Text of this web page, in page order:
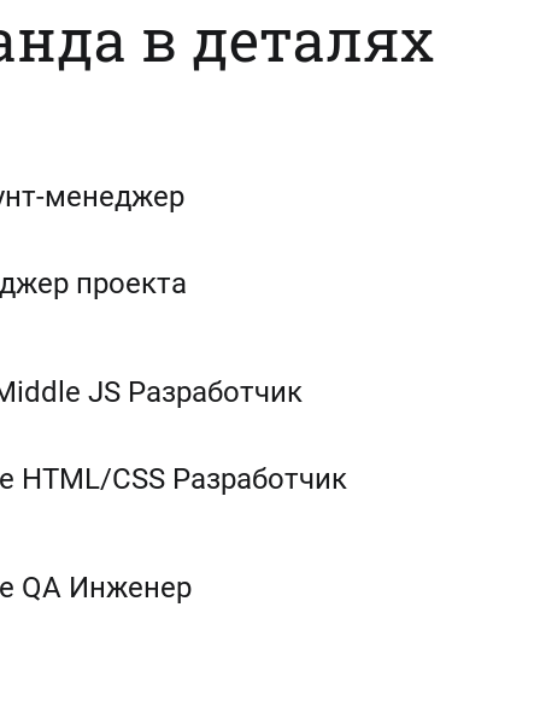
в деталях
менеджер
проекта
JS Разработчик
HTML/CSS Разработчик
QA Инженер